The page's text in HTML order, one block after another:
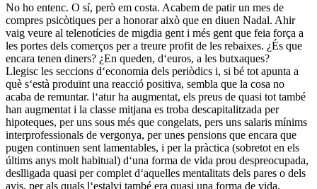
No ho entenc. O sí, però em costa. Acabem de patir un mes de
compres psicòtiques per a honorar això que en diuen Nadal. Ahir
vaig veure al telenotícies de migdia gent i més gent que feia força a
les portes dels comerços per a treure profit de les rebaixes. ¿És que
encara tenen diners? ¿En queden, d‘euros, a les butxaques?
Llegisc les seccions d‘economia dels periòdics i, si bé tot apunta a
què s‘està produïnt una reacció positiva, sembla que la cosa no
acaba de remuntar. l‘atur ha augmentat, els preus de quasi tot també
han augmentat i la classe mitjana es troba descapitalitzada per
hipoteques, per uns sous més que congelats, pers uns salaris mínims
interprofessionals de vergonya, per unes pensions que encara que
pugen continuen sent lamentables, i per la pràctica (sobretot en els
últims anys molt habitual) d‘una forma de vida prou despreocupada,
deslligada quasi per complet d‘aquelles mentalitats dels pares o dels
avis, per als quals l‘estalvi també era quasi una forma de vida.